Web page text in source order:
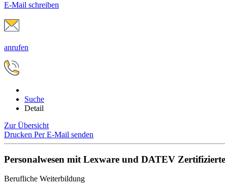
E-Mail schreiben
anrufen
Suche
Detail
Zur Übersicht
Drucken Per E-Mail senden
Personalwesen mit Lexware und DATEV
Berufliche Weiterbildung